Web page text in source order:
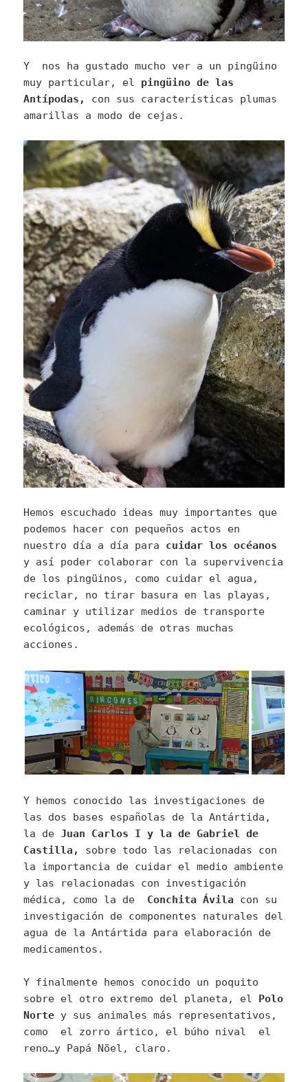
Y nos ha gustado mucho ver a un pingüino
muy particular, el pingüino de las
Antípodas,
con sus características plumas
amarillas a modo de cejas.
Hemos escuchado ideas muy importantes que
podemos hacer con pequeños actos en
nuestro día a día para cuidar los océanos
y así poder colaborar con la supervivencia
de los pingüinos, como cuidar el agua,
reciclar, no tirar basura en las playas,
caminar y utilizar medios de transporte
ecológicos, además de otras muchas
acciones.
Y hemos conocido las investigaciones de
las dos bases españolas de la Antártida,
la deJuan Carlos I y la de Gabriel de
Castilla,
sobre todo las relacionadas con
la importancia de cuidar el medio ambiente
y las relacionadas con investigación
médica, como la de Conchita Ávila con su
investigación de componentes naturales del
agua de la Antártida para elaboración de
medicamentos.
Y finalmente hemos conocido un poquito
sobre el otro extremo del planeta, el Polo
Norte y sus animales más representativos,
como el zorro ártico, el búho nival el
reno…y Papá Nöel, claro.